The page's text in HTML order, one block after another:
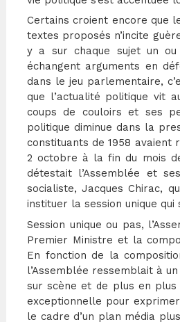
Certains croient encore que
textes proposés n’incite
y a sur chaque sujet un ou
échangent arguments en
dans le jeu parlementaire,
que l’actualité politique vit
coups de couloirs et ses
politique diminue dans la
constituants de 1958 avaient
2 octobre à la fin du mois
détestait l’Assemblée et
socialiste, Jacques Chirac,
instituer la session unique qui
Session unique ou pas,
Premier Ministre et la
En fonction de la
l’Assemblée ressemblait à
sur scène et de plus en plus
exceptionnelle pour
le cadre d’un plan média